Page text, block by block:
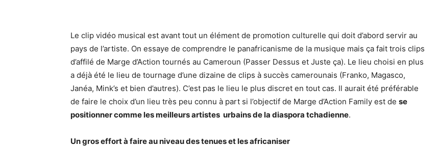
Le clip vidéo musical est avant tout un élément de promotion culturelle qui doit d’abord servir au
pays de l’artiste. On essaye de comprendre le panafricanisme de la musique mais ça fait trois clips
d’affilé de Marge d’Action tournés au Cameroun (Passer Dessus et Juste ça). Le lieu choisi en plus
a déjà été le lieu de tournage d’une dizaine de clips à succès camerounais (Franko, Magasco,
Janéa, Mink’s et bien d’autres). C’est pas le lieu le plus discret en tout cas. Il aurait été préférable
de faire le choix d’un lieu très peu connu à part si l’objectif de Marge d’Action Family est de se
positionner comme les meilleurs artistes urbains de la diaspora tchadienne.
Un gros effort à faire au niveau des tenues et les africaniser